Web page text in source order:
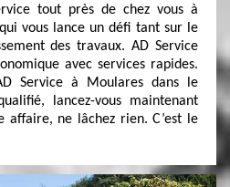
tout près de chez vous à
vous lance un défi tant sur le
des travaux. AD Service
avec services rapides.
Service à Moulares dans le
lancez-vous maintenant
affaire, ne lâchez rien. C’est le